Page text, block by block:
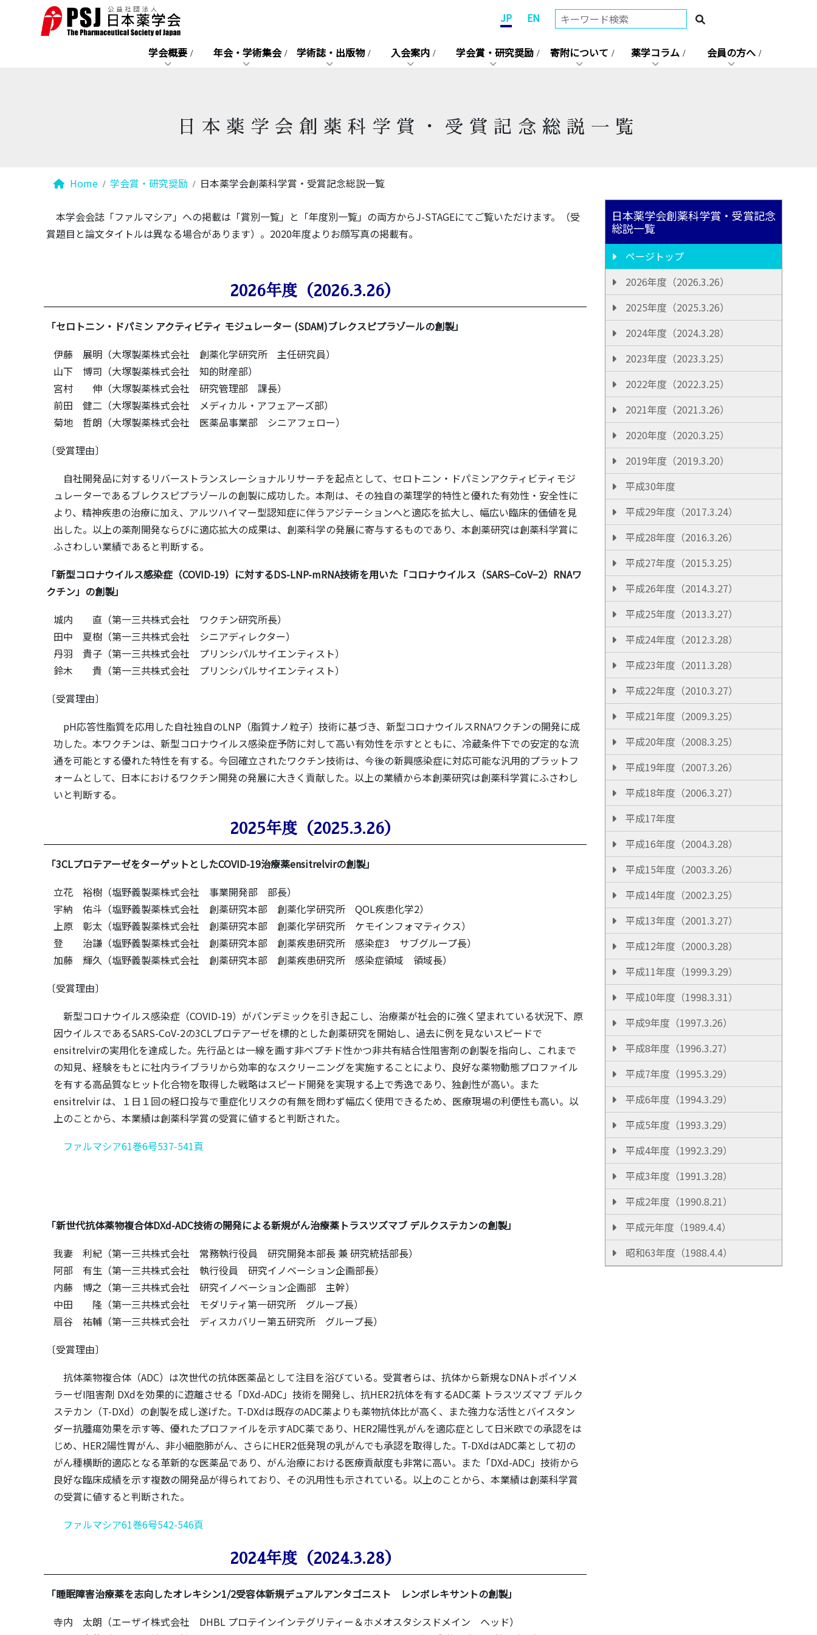
JP EN
学会概要 年会・学術集会 学術誌・出版物 入会案内 学会賞・研究奨励 寄附について 薬学コラム 会員の方へ
日本薬学会創薬科学賞・受賞記念総説一覧
Home 学会賞・研究奨励 日本薬学会創薬科学賞・受賞記念総説一覧
本学会会誌「ファルマシア」への掲載は「賞別一覧」と「年度別一覧」の両方からJ-STAGEにてご覧いただけます。（受
賞題目と論文タイトルは異なる場合があります）。2020年度よりお顔写真の掲載有。
2026年度（2026.3.26）
「セロトニン・ドパミン アクティビティ モジュレーター (SDAM)ブレクスピプラゾールの創製」
伊藤 展明（大塚製薬株式会社 創薬化学研究所 主任研究員）
山下 博司（大塚製薬株式会社 知的財産部）
宮村 伸（大塚製薬株式会社 研究管理部 課長）
前田 健二（大塚製薬株式会社 メディカル・アフェアーズ部）
菊地 哲朗（大塚製薬株式会社 医薬品事業部 シニアフェロー）
〔受賞理由〕
自社開発品に対するリバーストランスレーショナルリサーチを起点として、セロトニン・ドパミンアクティビティモジ
ュレーターであるブレクスピプラゾールの創製に成功した。本剤は、その独自の薬理学的特性と優れた有効性・安全性に
より、精神疾患の治療に加え、アルツハイマー型認知症に伴うアジテーションへと適応を拡大し、幅広い臨床的価値を見
出した。以上の薬剤開発ならびに適応拡大の成果は、創薬科学の発展に寄与するものであり、本創薬研究は創薬科学賞に
ふさわしい業績であると判断する。
「新型コロナウイルス感染症（COVID-19）に対するDS-LNP-mRNA技術を用いた「コロナウイルス（SARS−CoV−2）RNAワ
クチン」の創製」
城内 直（第一三共株式会社 ワクチン研究所長）
田中 夏樹（第一三共株式会社 シニアディレクター）
丹羽 貴子（第一三共株式会社 プリンシパルサイエンティスト）
鈴木 貴（第一三共株式会社 プリンシパルサイエンティスト）
〔受賞理由〕
pH応答性脂質を応用した自社独自のLNP（脂質ナノ粒子）技術に基づき、新型コロナウイルスRNAワクチンの開発に成
功した。本ワクチンは、新型コロナウイルス感染症予防に対して高い有効性を示すとともに、冷蔵条件下での安定的な流
通を可能とする優れた特性を有する。今回確立されたワクチン技術は、今後の新興感染症に対応可能な汎用的プラットフ
ォームとして、日本におけるワクチン開発の発展に大きく貢献した。以上の業績から本創薬研究は創薬科学賞にふさわし
いと判断する。
2025年度（2025.3.26）
「3CLプロテアーゼをターゲットとしたCOVID-19治療薬ensitrelvirの創製」
立花 裕樹（塩野義製薬株式会社 事業開発部 部長）
宇納 佑斗（塩野義製薬株式会社 創薬研究本部 創薬化学研究所 QOL疾患化学2）
上原 彰太（塩野義製薬株式会社 創薬研究本部 創薬化学研究所 ケモインフォマティクス）
登 治謙（塩野義製薬株式会社 創薬研究本部 創薬疾患研究所 感染症3 サブグループ長）
加藤 輝久（塩野義製薬株式会社 創薬研究本部 創薬疾患研究所 感染症領域 領域長）
〔受賞理由〕
新型コロナウイルス感染症（COVID-19）がパンデミックを引き起こし、治療薬が社会的に強く望まれている状況下、原
因ウイルスであるSARS-CoV-2の3CLプロテアーゼを標的とした創薬研究を開始し、過去に例を見ないスピードで
ensitrelvirの実用化を達成した。先行品とは一線を画す非ペプチド性かつ非共有結合性阻害剤の創製を指向し、これまで
の知見、経験をもとに社内ライブラリから効率的なスクリーニングを実施することにより、良好な薬物動態プロファイル
を有する高品質なヒット化合物を取得した戦略はスピード開発を実現する上で秀逸であり、独創性が高い。また
ensitrelvir は、１日１回の経口投与で重症化リスクの有無を問わず幅広く使用できるため、医療現場の利便性も高い。以
上のことから、本業績は創薬科学賞の受賞に値すると判断された。
ファルマシア61巻6号537-541頁
「新世代抗体薬物複合体DXd-ADC技術の開発による新規がん治療薬トラスツズマブ デルクステカンの創製」
我妻 利紀（第一三共株式会社 常務執行役員 研究開発本部長 兼 研究統括部長）
阿部 有生（第一三共株式会社 執行役員 研究イノベーション企画部長）
内藤 博之（第一三共株式会社 研究イノベーション企画部 主幹）
中田 隆（第一三共株式会社 モダリティ第一研究所 グループ長）
扇谷 祐輔（第一三共株式会社 ディスカバリー第五研究所 グループ長）
〔受賞理由〕
抗体薬物複合体（ADC）は次世代の抗体医薬品として注目を浴びている。受賞者らは、抗体から新規なDNAトポイソメ
ラーゼI阻害剤 DXdを効果的に遊離させる「DXd-ADC」技術を開発し、抗HER2抗体を有するADC薬 トラスツズマブ デルク
ステカン（T-DXd）の創製を成し遂げた。T-DXdは既存のADC薬よりも薬物抗体比が高く、また強力な活性とバイスタン
ダー抗腫瘍効果を示す等、優れたプロファイルを示すADC薬であり、HER2陽性乳がんを適応症として日米欧での承認をは
じめ、HER2陽性胃がん、非小細胞肺がん、さらにHER2低発現の乳がんでも承認を取得した。T-DXdはADC薬として初の
がん種横断的適応となる革新的な医薬品であり、がん治療における医療貢献度も非常に高い。また「DXd-ADC」技術から
良好な臨床成績を示す複数の開発品が得られており、その汎用性も示されている。以上のことから、本業績は創薬科学賞
の受賞に値すると判断された。
ファルマシア61巻6号542-546頁
2024年度（2024.3.28）
「睡眠障害治療薬を志向したオレキシン1/2受容体新規デュアルアンタゴニスト レンボレキサントの創製」
寺内 太朗（エーザイ株式会社 DHBL プロテインインテグリティー＆ホメオスタシスドメイン ヘッド）
日本薬学会創薬科学賞・受賞記念
総説一覧
ページトップ
2026年度（2026.3.26）
2025年度（2025.3.26）
2024年度（2024.3.28）
2023年度（2023.3.25）
2022年度（2022.3.25）
2021年度（2021.3.26）
2020年度（2020.3.25）
2019年度（2019.3.20）
平成30年度
平成29年度（2017.3.24）
平成28年度（2016.3.26）
平成27年度（2015.3.25）
平成26年度（2014.3.27）
平成25年度（2013.3.27）
平成24年度（2012.3.28）
平成23年度（2011.3.28）
平成22年度（2010.3.27）
平成21年度（2009.3.25）
平成20年度（2008.3.25）
平成19年度（2007.3.26）
平成18年度（2006.3.27）
平成17年度
平成16年度（2004.3.28）
平成15年度（2003.3.26）
平成14年度（2002.3.25）
平成13年度（2001.3.27）
平成12年度（2000.3.28）
平成11年度（1999.3.29）
平成10年度（1998.3.31）
平成9年度（1997.3.26）
平成8年度（1996.3.27）
平成7年度（1995.3.29）
平成6年度（1994.3.29）
平成5年度（1993.3.29）
平成4年度（1992.3.29）
平成3年度（1991.3.28）
平成2年度（1990.8.21）
平成元年度（1989.4.4）
昭和63年度（1988.4.4）